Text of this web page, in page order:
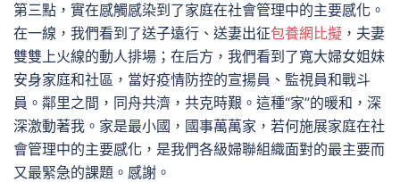
第三點，實在感觸感染到了家庭在社會管理中的主要感化。
在一線，我們看到了送子遠行、送妻出征包養網比擬 ，夫妻
雙雙上火線的動人排場；在后方，我們看到了寬大婦女姐妹
安身家庭和社區，當好疫情防控的宣揚員、監視員和戰斗
員。鄰里之間，同舟共濟，共克時艱。這種“家”的暖和，深
深激動著我。家是最小國，國事萬萬家，若何施展家庭在社
會管理中的主要感化，是我們各級婦聯組織面對的最主要而
又最緊急的課題。感謝。